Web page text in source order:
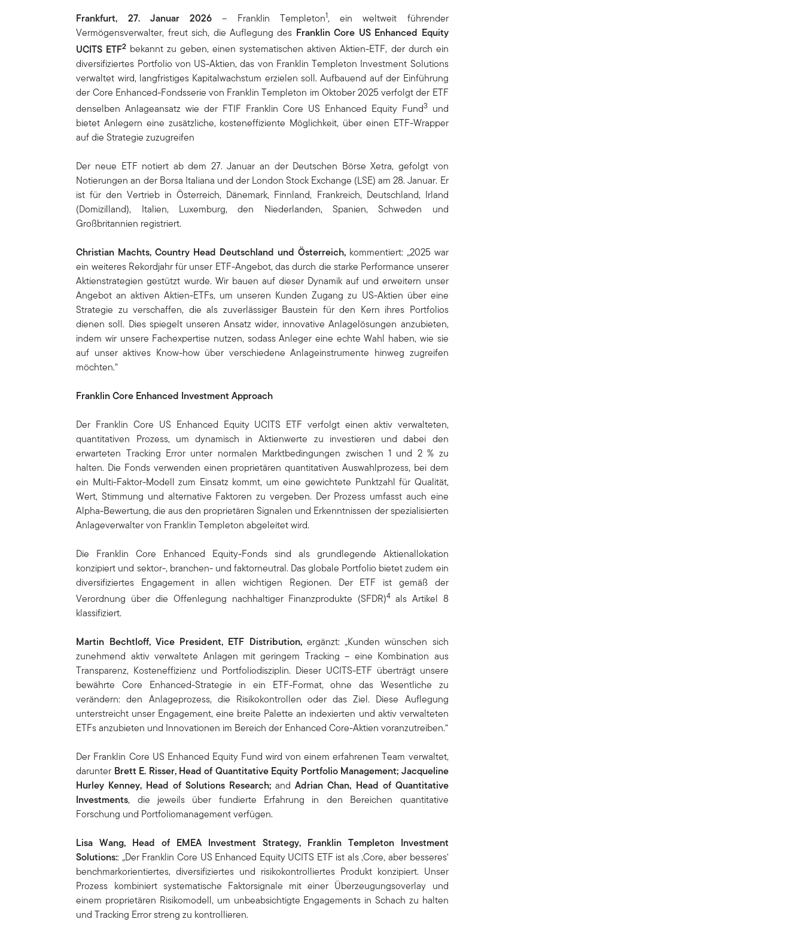
Frankfurt, 27. Januar 2026 – Franklin Templeton1, ein weltweit führender
Vermögensverwalter, freut sich, die Auflegung des Franklin Core US Enhanced Equity
UCITS ETF2 bekannt zu geben, einen systematischen aktiven Aktien-ETF, der durch ein
diversifiziertes Portfolio von US-Aktien, das von Franklin Templeton Investment Solutions
verwaltet wird, langfristiges Kapitalwachstum erzielen soll. Aufbauend auf der Einführung
der Core Enhanced-Fondsserie von Franklin Templeton im Oktober 2025 verfolgt der ETF
denselben Anlageansatz wie der FTIF Franklin Core US Enhanced Equity Fund3und
bietet Anlegern eine zusätzliche, kosteneffiziente Möglichkeit, über einen ETF-Wrapper
auf die Strategie zuzugreifen
Der neue ETF notiert ab dem 27. Januar an der Deutschen Börse Xetra, gefolgt von
Notierungen an der Borsa Italiana und der London Stock Exchange (LSE) am 28. Januar. Er
ist für den Vertrieb in Österreich, Dänemark, Finnland, Frankreich, Deutschland, Irland
(Domizilland), Italien, Luxemburg, den Niederlanden, Spanien, Schweden und
Großbritannien registriert.
Christian Machts, Country Head Deutschland und Österreich,kommentiert: „2025 war
ein weiteres Rekordjahr für unser ETF-Angebot, das durch die starke Performance unserer
Aktienstrategien gestützt wurde. Wir bauen auf dieser Dynamik auf und erweitern unser
Angebot an aktiven Aktien-ETFs, um unseren Kunden Zugang zu US-Aktien über eine
Strategie zu verschaffen, die als zuverlässiger Baustein für den Kern ihres Portfolios
dienen soll. Dies spiegelt unseren Ansatz wider, innovative Anlagelösungen anzubieten,
indem wir unsere Fachexpertise nutzen, sodass Anleger eine echte Wahl haben, wie sie
auf unser aktives Know-how über verschiedene Anlageinstrumente hinweg zugreifen
möchten.“
Franklin Core Enhanced Investment Approach
Der Franklin Core US Enhanced Equity UCITS ETF verfolgt einen aktiv verwalteten,
quantitativen Prozess, um dynamisch in Aktienwerte zu investieren und dabei den
erwarteten Tracking Error unter normalen Marktbedingungen zwischen 1 und 2 % zu
halten. Die Fonds verwenden einen proprietären quantitativen Auswahlprozess, bei dem
ein Multi-Faktor-Modell zum Einsatz kommt, um eine gewichtete Punktzahl für Qualität,
Wert, Stimmung und alternative Faktoren zu vergeben. Der Prozess umfasst auch eine
Alpha-Bewertung, die aus den proprietären Signalen und Erkenntnissen der spezialisierten
Anlageverwalter von Franklin Templeton abgeleitet wird.
Die Franklin Core Enhanced Equity-Fonds sind als grundlegende Aktienallokation
konzipiert und sektor-, branchen- und faktorneutral. Das globale Portfolio bietet zudem ein
diversifiziertes Engagement in allen wichtigen Regionen. Der ETF ist gemäß der
Verordnung über die Offenlegung nachhaltiger Finanzprodukte (SFDR)4 als Artikel 8
klassifiziert.
Martin Bechtloff, Vice President, ETF Distribution,ergänzt: „Kunden wünschen sich
zunehmend aktiv verwaltete Anlagen mit geringem Tracking – eine Kombination aus
Transparenz, Kosteneffizienz und Portfoliodisziplin. Dieser UCITS-ETF überträgt unsere
bewährte Core Enhanced-Strategie in ein ETF-Format, ohne das Wesentliche zu
verändern: den Anlageprozess, die Risikokontrollen oder das Ziel. Diese Auflegung
unterstreicht unser Engagement, eine breite Palette an indexierten und aktiv verwalteten
ETFs anzubieten und Innovationen im Bereich der Enhanced Core-Aktien voranzutreiben.“
Der Franklin Core US Enhanced Equity Fund wird von einem erfahrenen Team verwaltet,
darunter Brett E. Risser, Head of Quantitative Equity Portfolio Management; Jacqueline
Hurley Kenney, Head of Solutions Research;and Adrian Chan, Head of Quantitative
Investments, die jeweils über fundierte Erfahrung in den Bereichen quantitative
Forschung und Portfoliomanagement verfügen.
Lisa Wang, Head of EMEA Investment Strategy, Franklin Templeton Investment
Solutions:: „Der Franklin Core US Enhanced Equity UCITS ETF ist als ‚Core, aber besseres‘
benchmarkorientiertes, diversifiziertes und risikokontrolliertes Produkt konzipiert. Unser
Prozess kombiniert systematische Faktorsignale mit einer Überzeugungsoverlay und
einem proprietären Risikomodell, um unbeabsichtigte Engagements in Schach zu halten
und Tracking Error streng zu kontrollieren.